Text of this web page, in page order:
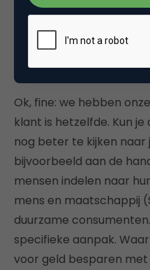
over tijd heen wel SX
denken.
De ene klant is
Ok, fine: we hebben
klant is hetzelfde. Kun
nog beter te kijken naar
bijvoorbeeld aan de
mensen indelen naar
mens en maatschappij
duurzame
specifieke aanpak.
voor geld besparen met